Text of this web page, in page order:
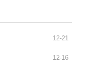
12-21
12-16